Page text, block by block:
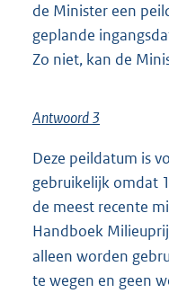
de Minister een
geplande
Zo niet, kan de
Antwoord 3
Deze peildatum is
gebruikelijk omdat
de meest recente
Handboek
alleen worden
te wegen en geen